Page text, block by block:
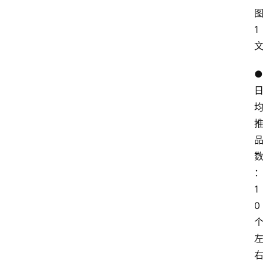
图
1
文
●
日
均
推
品
数
：
1
0
个
左
右